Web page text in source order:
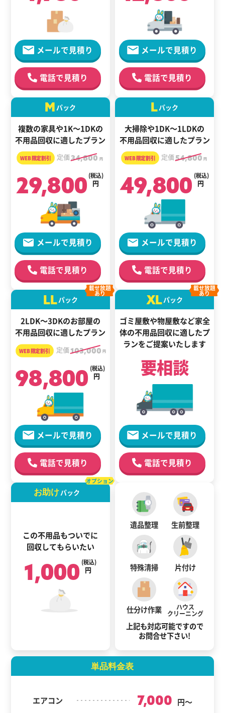
メールで見積り
電話で見積り
メールで見積り
電話で見積り
M パック
複数の家具や1K～1DKの
不用品回収に適したプラン
定価34,800 円
29,800 円
(税込)
メールで見積り
電話で見積り
Lパック
大掃除や1DK～1LDKの
不用品回収に適したプラン
定価54,800 円
49,800 円
(税込)
メールで見積り
電話で見積り
LLパック
2LDK～3DKのお部屋の
不用品回収に適したプラン
載せ放題
あり
定価103,000 円
98,800 円
(税込)
メールで見積り
電話で見積り
XLパック
ゴミ屋敷や物屋敷など家全
体の不用品回収に適したプ
ランをご提案いたします
載せ放題
あり
要相談
メールで見積り
電話で見積り
お助けパック
この不用品もついでに
回収してもらいたい
オプション
1,000 円
(税込)
遺品整理 生前整理
特殊清掃 片付け
仕分け作業 ハウス
クリーニング
上記も対応可能ですので
お問合せ下さい!
単品料金表
エアコン 7,000 円～